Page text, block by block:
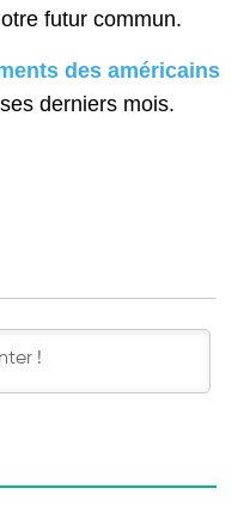
futur commun.
des américains
ses derniers mois.